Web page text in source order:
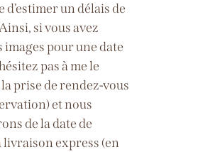
un délais de
si vous avez
images pour une date
pas à me le
prise de rendez-vous
et nous
de la date de
livraison express (en